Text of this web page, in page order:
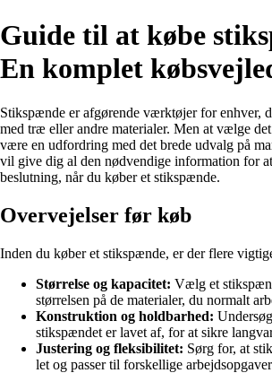
Guide til at købe
En komplet
Stikspænde er afgørende værktøjer for enhver,
med træ eller andre materialer. Men at vælge
være en udfordring med det brede udvalg på
vil give dig al den nødvendige information for
beslutning, når du køber et stikspænde.
Overvejelser før køb
Inden du køber et stikspænde, er der flere
Størrelse og kapacitet: Vælg et
størrelsen på de materialer, du normalt
Konstruktion og holdbarhed:
stikspændet er lavet af, for at sikre
Justering og fleksibilitet: Sørg for, at
let og passer til forskellige